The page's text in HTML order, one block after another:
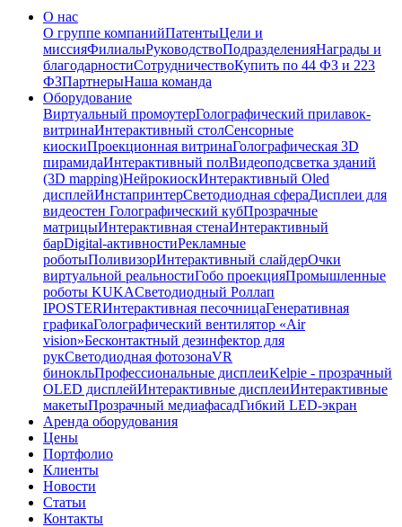
О нас
О группе компанийПатентыЦели и
миссияФилиалыРуководствоПодразделенияНаграды и
благодарностиСотрудничествоКупить по 44 ФЗ и 223
ФЗПартнерыНаша команда
Оборудование
Виртуальный промоутерГолографический прилавок-
витринаИнтерактивный столСенсорные
киоскиПроекционная витринаГолографическая 3D
пирамидаИнтерактивный полВидеоподсветка зданий
(3D mapping)НейрокиоскИнтерактивный Oled
дисплейИнстапринтерСветодиодная сфераДисплеи для
видеостен Голографический кубПрозрачные
матрицыИнтерактивная стенаИнтерактивный
барDigital-активностиРекламные
роботыПоливизорИнтерактивный слайдерОчки
виртуальной реальностиГобо проекцияПромышленные
роботы KUKAСветодиодный Роллап
IPOSTERИнтерактивная песочницаГенеративная
графикаГолографический вентилятор «Air
vision»Бесконтактный дезинфектор для
рукСветодиодная фотозонаVR
бинокльПрофессиональные дисплеиKelpie - прозрачный
OLED дисплейИнтерактивные дисплеиИнтерактивные
макетыПрозрачный медиафасадГибкий LED-экран
Аренда оборудования
Цены
Портфолио
Клиенты
Новости
Статьи
Контакты